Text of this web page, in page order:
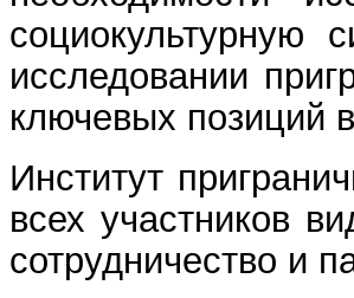
социокультурную
исследовании
ключевых позиций
Институт
всех участников
сотрудничество и